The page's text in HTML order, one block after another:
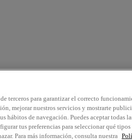
terceros para garantizar el correcto
mejorar nuestros servicios y mostrarte
hábitos de navegación. Puedes aceptar todas
tus preferencias para seleccionar qué tipos
Para más información, consulta nuestra